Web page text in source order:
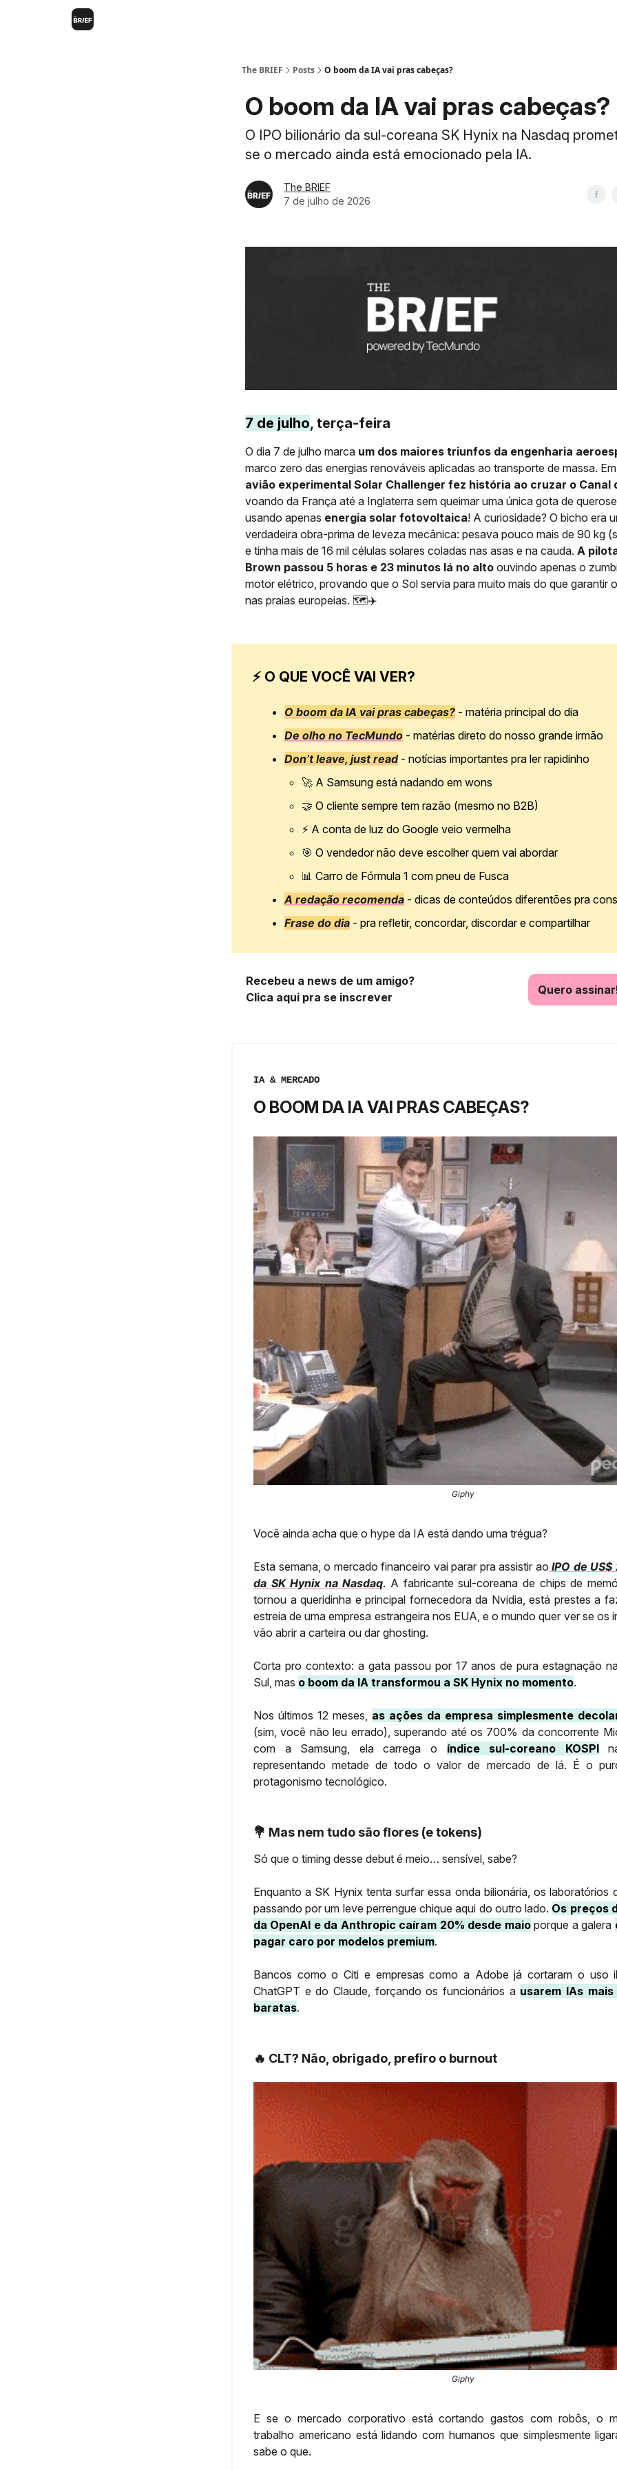
The BRIEF Posts O boom da IA vai pras cabeças?
O boom da IA vai pras cabeças?
O IPO bilionário da sul-coreana SK Hynix na Nasdaq
se o mercado ainda está emocionado pela IA.
The BRIEF
7 de julho de 2026
7 de julho, terça-feira
O dia 7 de julho marca um dos maiores triunfos da engenharia
marco zero das energias renováveis aplicadas ao transporte de massa.
avião experimental Solar Challenger fez história ao cruzar o Canal
voando da França até a Inglaterra sem queimar uma única gota de
usando apenas energia solar fotovoltaica! A curiosidade? O bicho era
verdadeira obra-prima de leveza mecânica: pesava pouco mais de 90 kg
e tinha mais de 16 mil células solares coladas nas asas e na cauda. A
Brown passou 5 horas e 23 minutos lá no alto ouvindo apenas o
motor elétrico, provando que o Sol servia para muito mais do que garantir
nas praias europeias. 🗺️✈️
⚡ O QUE VOCÊ VAI VER?
O boom da IA vai pras cabeças? - matéria principal do dia
De olho no TecMundo - matérias direto do nosso grande irmão
Don’t leave, just read- notícias importantes pra ler rapidinho
🚀 A Samsung está nadando em wons
🤝 O cliente sempre tem razão (mesmo no B2B)
⚡ A conta de luz do Google veio vermelha
🎯 O vendedor não deve escolher quem vai abordar
📊 Carro de Fórmula 1 com pneu de Fusca
A redação recomenda - dicas de conteúdos diferentões pra
Frase do dia - pra refletir, concordar, discordar e compartilhar
Recebeu a news de um amigo?
Clica aqui pra se inscrever
Quero
IA & MERCADO
O BOOM DA IA VAI PRAS CABEÇAS?
Giphy
Você ainda acha que o hype da IA está dando uma trégua?
Esta semana, o mercado financeiro vai parar pra assistir ao IPO de
da SK Hynix na Nasdaq. A fabricante sul-coreana de chips de
tornou a queridinha e principal fornecedora da Nvidia, está prestes a
estreia de uma empresa estrangeira nos EUA, e o mundo quer ver se os
vão abrir a carteira ou dar ghosting.
Corta pro contexto: a gata passou por 17 anos de pura estagnação
Sul, mas o boom da IA transformou a SK Hynix no momento.
Nos últimos 12 meses, as ações da empresa simplesmente
(sim, você não leu errado), superando até os 700% da concorrente
com a Samsung, ela carrega o
índice sul-coreano KOSPI
representando metade de todo o valor de mercado de lá. É o
protagonismo tecnológico.
💐 Mas nem tudo são flores (e tokens)
Só que o timing desse debut é meio… sensível, sabe?
Enquanto a SK Hynix tenta surfar essa onda bilionária, os laboratórios
passando por um leve perrengue chique aqui do outro lado. Os preços
da OpenAI e da Anthropic caíram 20% desde maio porque a galera
pagar caro por modelos premium.
Bancos como o Citi e empresas como a Adobe já cortaram o uso
ChatGPT e do Claude, forçando os funcionários a usarem IAs
baratas.
🔥 CLT? Não, obrigado, prefiro o burnout
Giphy
E se o mercado corporativo está cortando gastos com robôs, o
trabalho americano está lidando com humanos que simplesmente
sabe o que.